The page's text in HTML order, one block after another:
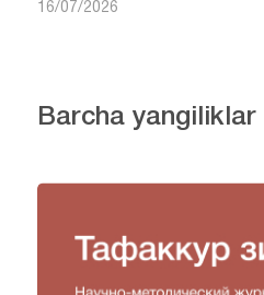
16/07/2026
Barcha yangiliklar